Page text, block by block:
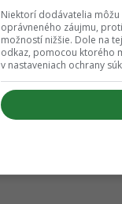
Niektorí dodávatelia
oprávneného záujmu,
možností nižšie. Dole na
odkaz, pomocou ktorého
v nastaveniach ochrany